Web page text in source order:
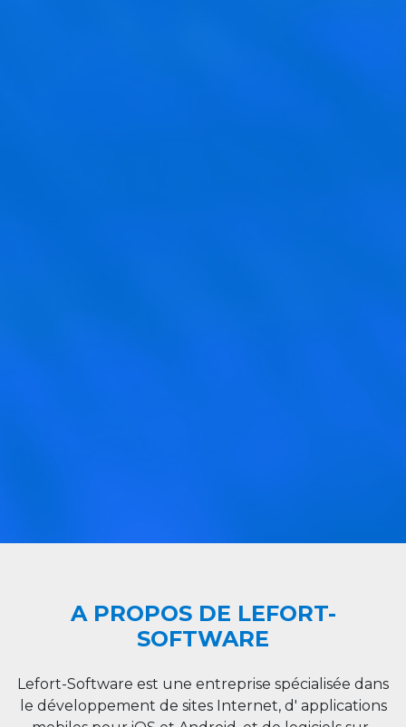
A PROPOS DE LEFORT-
SOFTWARE
Lefort-Software est une entreprise spécialisée dans
le développement de sites Internet, d' applications